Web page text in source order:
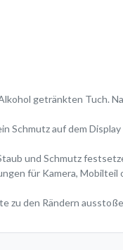
getränkten Tuch.
Schmutz auf dem
und Schmutz
für Kamera,
zu den Rändern